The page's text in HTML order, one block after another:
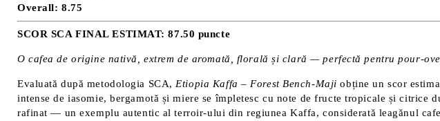
Overall: 8.75
SCOR SCA FINAL ESTIMAT: 87.50 puncte
O cafea de origine nativă, extrem de aromată, florală și clară — perfectă pentru pour-
Evaluată după metodologia SCA, Etiopia Kaffa – Forest Bench-Maji obține un scor
intense de iasomie, bergamotă și miere se împletesc cu note de fructe tropicale și
rafinat — un exemplu autentic al terroir-ului din regiunea Kaffa, considerată leagănul